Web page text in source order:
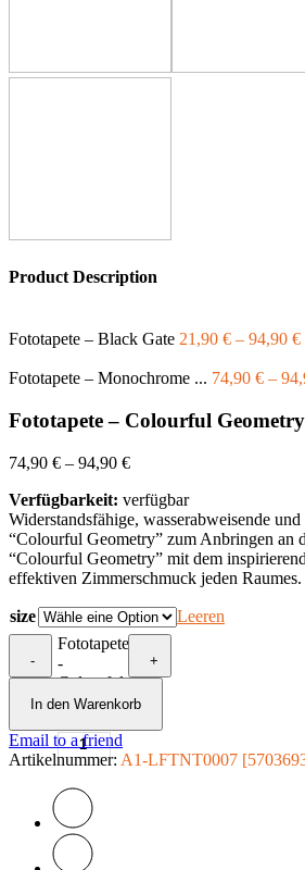
Product Description
Fototapete – Black Gate 21,90 € – 94,90 €
Fototapete – Monochrome ... 74,90 € –
Fototapete – Colourful Geometry
74,90 € – 94,90 €
Verfügbarkeit: verfügbar
Widerstandsfähige, wasserabweisende
“Colourful Geometry” zum Anbringen an
“Colourful Geometry” mit dem
effektiven Zimmerschmuck jeden Raumes.
size Leeren
-
Fototapete
-
Colourful
Geometry
+
In den Warenkorb
Email to a friend
Artikelnummer: A1-LFTNT0007